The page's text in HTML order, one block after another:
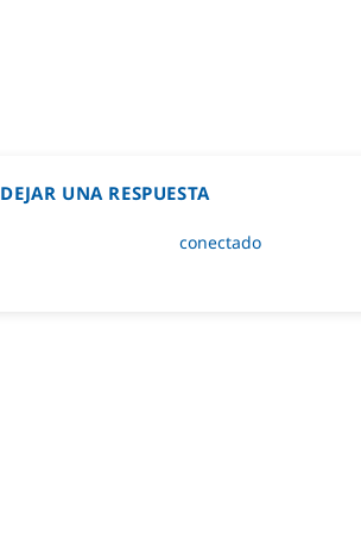
DEJAR UNA RESPUESTA
Lo siento, debes estarconectado